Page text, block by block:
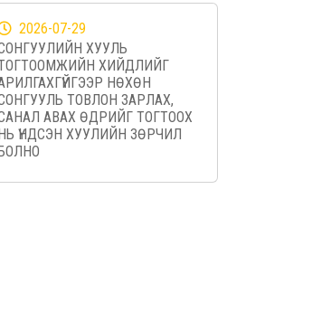
2026-07-29
ХУУЛЬ
ХИЙДЛИЙГ
НӨХӨН
ТОВЛОН ЗАРЛАХ,
АВАХ ӨДРИЙГ ТОГТООХ
ҮНДСЭН ХУУЛИЙН ЗӨРЧИЛ